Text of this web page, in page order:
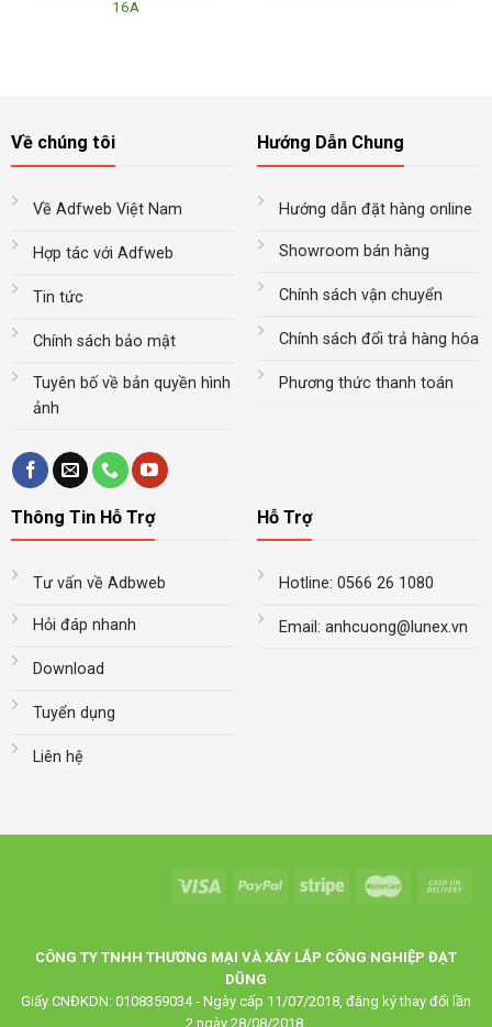
16A
Về chúng tôi
Về Adfweb Việt Nam
Hợp tác với Adfweb
Tin tức
Chính sách bảo mật
Tuyên bố về bản quyền hình
ảnh
Hướng Dẫn Chung
Hướng dẫn đặt hàng online
Showroom bán hàng
Chính sách vận chuyển
Chính sách đổi trả hàng hóa
Phương thức thanh toán
Thông Tin Hỗ Trợ
Tư vấn về Adbweb
Hỏi đáp nhanh
Download
Tuyển dụng
Liên hệ
Hỗ Trợ
Hotline: 0566 26 1080
Email: anhcuong@lunex.vn
CÔNG TY TNHH THƯƠNG MẠI VÀ XÂY LẮP CÔNG NGHIỆP ĐẠT
DŨNG
Giấy CNĐKDN: 0108359034 - Ngày cấp 11/07/2018, đăng ký thay đổi lần
2 ngày 28/08/2018.